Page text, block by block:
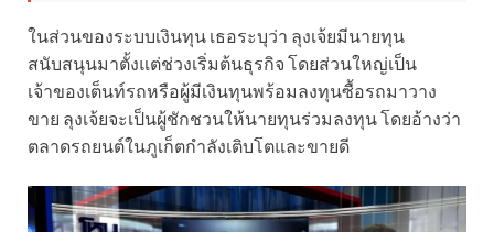
ในส่วนของระบบเงินทุน เธอระบุว่า ลุงเจ้ยมีนายทุน
สนับสนุนมาตั้งแต่ช่วงเริ่มต้นธุรกิจ โดยส่วนใหญ่เป็น
เจ้าของเต็นท์รถหรือผู้มีเงินทุนพร้อมลงทุนซื้อรถมาวาง
ขาย ลุงเจ้ยจะเป็นผู้ชักชวนให้นายทุนร่วมลงทุน โดยอ้างว่า
ตลาดรถยนต์ในภูเก็ตกำลังเติบโตและขายดี